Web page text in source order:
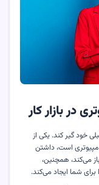
در بازار کار
گیر کند. یکی از
است، داشتن
می‌کند، همچنین،
شما ایجاد می‌کند.